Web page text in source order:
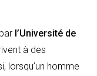
l’Université de
à des
lorsqu’un homme